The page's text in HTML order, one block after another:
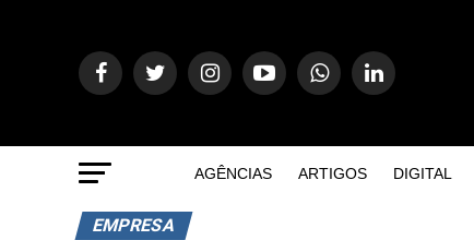
AGÊNCIAS ARTIGOS DIGITAL
EMPRESA